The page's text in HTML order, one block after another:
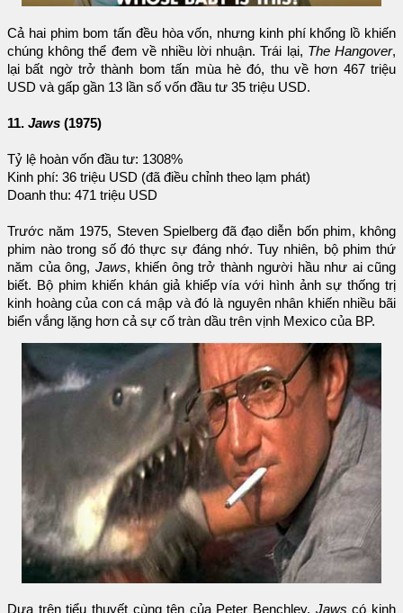
Cả hai phim bom tấn đều hòa vốn, nhưng kinh phí khổng lồ khiến
chúng không thể đem về nhiều lời nhuận. Trái lại, The Hangover,
lại bất ngờ trở thành bom tấn mùa hè đó, thu về hơn 467 triệu
USD và gấp gần 13 lần số vốn đầu tư 35 triệu USD.
11. Jaws (1975)
Tỷ lệ hoàn vốn đầu tư: 1308%
Kinh phí: 36 triệu USD (đã điều chỉnh theo lạm phát)
Doanh thu: 471 triệu USD
Trước năm 1975, Steven Spielberg đã đạo diễn bốn phim, không
phim nào trong số đó thực sự đáng nhớ. Tuy nhiên, bộ phim thứ
năm của ông, Jaws, khiến ông trở thành người hầu như ai cũng
biết. Bộ phim khiến khán giả khiếp vía với hình ảnh sự thống trị
kinh hoàng của con cá mập và đó là nguyên nhân khiến nhiều bãi
biển vắng lặng hơn cả sự cố tràn dầu trên vịnh Mexico của BP.
Dựa trên tiểu thuyết cùng tên của Peter Benchley, Jaws có kinh